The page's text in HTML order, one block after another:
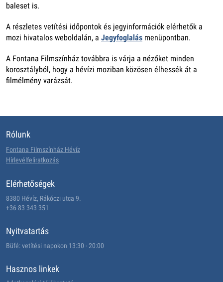
baleset is.
A részletes vetítési időpontok és jegyinformációk elérhetők a
mozi hivatalos weboldalán, a Jegyfoglalás menüpontban.
A Fontana Filmszínház továbbra is várja a nézőket minden
korosztályból, hogy a hévízi moziban közösen élhessék át a
filmélmény varázsát.
Rólunk
Fontana Filmszínház Hévíz
Hírlevélfeliratkozás
Elérhetőségek
8380 Hévíz, Rákóczi utca 9.
+36 83 343 351
Nyitvatartás
Büfé: vetítési napokon 13:30 - 20:00
Hasznos linkek